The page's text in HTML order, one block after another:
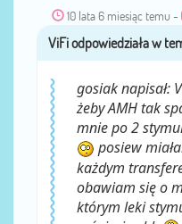
10 lata 6 miesiąc temu -
gosiak napisał:
żeby AMH tak
mnie po 2
posiew
każdym
obawiam się o
którym leki